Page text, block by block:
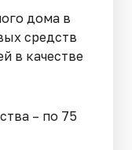
дома в
средств
в качестве
– по 75